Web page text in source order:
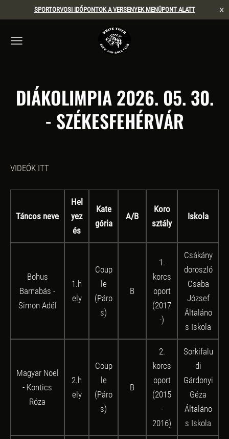
SPORTORVOSI IDŐPONTOK A VERSENYEK MENÜPONT ALATT ×
DIÁKOLIMPIA 2026. 05. 30.
- SZÉKESFEHÉRVÁR
VIDEÓK ITT
Táncos neve
Hel
yez
és
Kate
gória
A/B
Koro
sztály
Iskola
Bohus
Barnabás -
Simon Adél
1.h
ely
Coup
le
(Páro
s)
B
1.
korcs
oport
(2017
-)
Csákány
doroszló
Csaba
József
Általáno
s Iskola
Magyar Noel
- Kontics
Róza
2.h
ely
Coup
le
(Páro
s)
B
2.
korcs
oport
(2015
-
2016)
Sorkifalu
di
Gárdonyi
Géza
Általáno
s Iskola